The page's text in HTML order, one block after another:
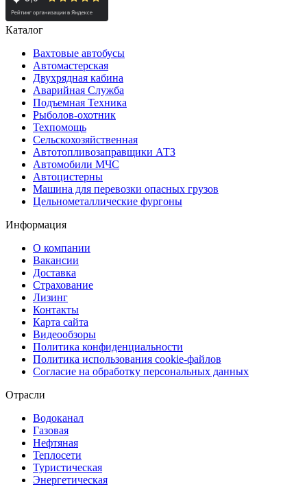
Каталог
Вахтовые автобусы
Автомастерская
Двухрядная кабина
Аварийная Служба
Подъемная Техника
Рыболов-охотник
Техпомощь
Сельскохозяйственная
Автотопливозаправщики АТЗ
Автомобили МЧС
Автоцистерны
Машина для перевозки опасных грузов
Цельнометаллические фургоны
Информация
О компании
Вакансии
Доставка
Страхование
Лизинг
Контакты
Карта сайта
Видеообзоры
Политика конфиденциальности
Политика использования сookie-файлов
Согласие на обработку персональных данных
Отрасли
Водоканал
Газовая
Нефтяная
Теплосети
Туристическая
Энергетическая